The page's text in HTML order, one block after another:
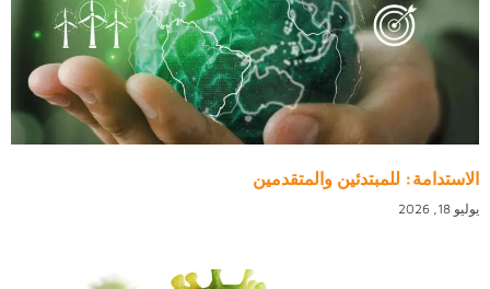
الاستدامة: للمبتدئين والمتقدمين
يوليو 18, 2026